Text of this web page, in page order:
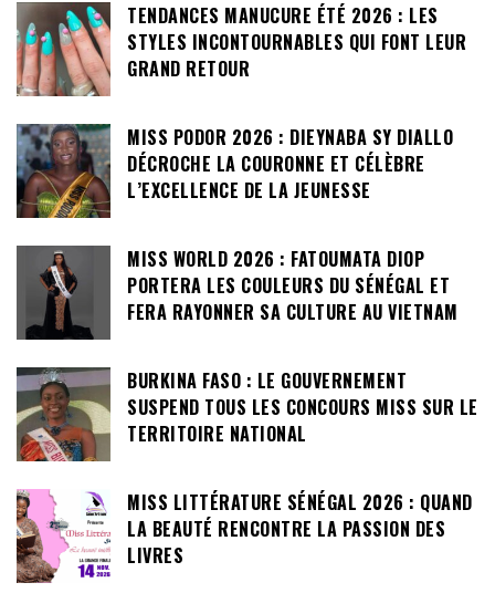
TENDANCES MANUCURE ÉTÉ 2026 : LES
STYLES INCONTOURNABLES QUI FONT LEUR
GRAND RETOUR
MISS PODOR 2026 : DIEYNABA SY DIALLO
DÉCROCHE LA COURONNE ET CÉLÈBRE
L’EXCELLENCE DE LA JEUNESSE
MISS WORLD 2026 : FATOUMATA DIOP
PORTERA LES COULEURS DU SÉNÉGAL ET
FERA RAYONNER SA CULTURE AU VIETNAM
BURKINA FASO : LE GOUVERNEMENT
SUSPEND TOUS LES CONCOURS MISS SUR LE
TERRITOIRE NATIONAL
MISS LITTÉRATURE SÉNÉGAL 2026 : QUAND
LA BEAUTÉ RENCONTRE LA PASSION DES
LIVRES